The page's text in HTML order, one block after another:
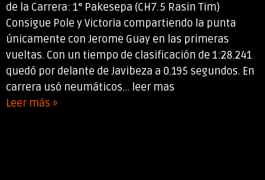
de la Carrera: 1° Pakesepa (CH7.5 Rasin Tim)
Consigue Pole y Victoria compartiendo la punta
únicamente con Jerome Guay en las primeras
vueltas. Con un tiempo de clasificación de 1:28.241
quedó por delante de Javibeza a 0.195 segundos. En
carrera usó neumáticos... leer mas
Leer más »